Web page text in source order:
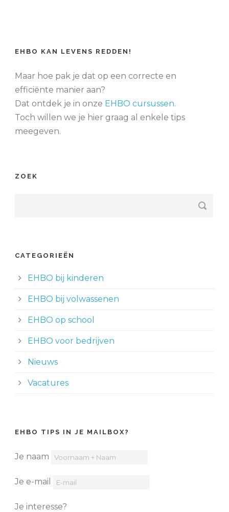
EHBO KAN LEVENS REDDEN!
Maar hoe pak je dat op een correcte en
efficiënte manier aan?
Dat ontdek je in onze EHBO cursussen.
Toch willen we je hier graag al enkele tips
meegeven.
ZOEK
CATEGORIEËN
EHBO bij kinderen
EHBO bij volwassenen
EHBO op school
EHBO voor bedrijven
Nieuws
Vacatures
EHBO TIPS IN JE MAILBOX?
Je naam
Je e-mail
Je interesse?